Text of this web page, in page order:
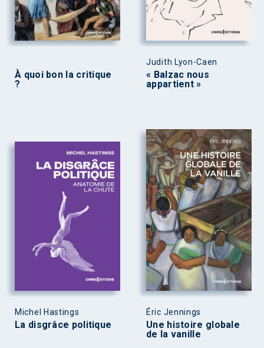
À quoi bon la critique
?
Judith Lyon-Caen
« Balzac nous
appartient »
Michel Hastings
La disgrâce politique
Éric Jennings
Une histoire globale
de la vanille